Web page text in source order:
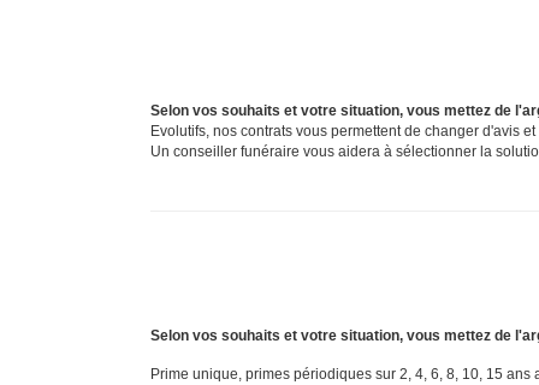
Selon vos souhaits et votre situation, vous mettez de
Evolutifs, nos contrats vous permettent de changer d'avis
Un conseiller funéraire vous aidera à sélectionner la
Selon vos souhaits et votre situation, vous mettez de
Prime unique, primes périodiques sur 2, 4, 6, 8, 10, 15